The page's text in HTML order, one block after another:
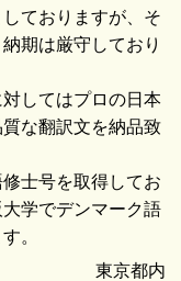
ておりますが、そ
期は厳守しており
してはプロの日本
な翻訳文を納品致
士号を取得してお
学でデンマーク語
。
東京都内